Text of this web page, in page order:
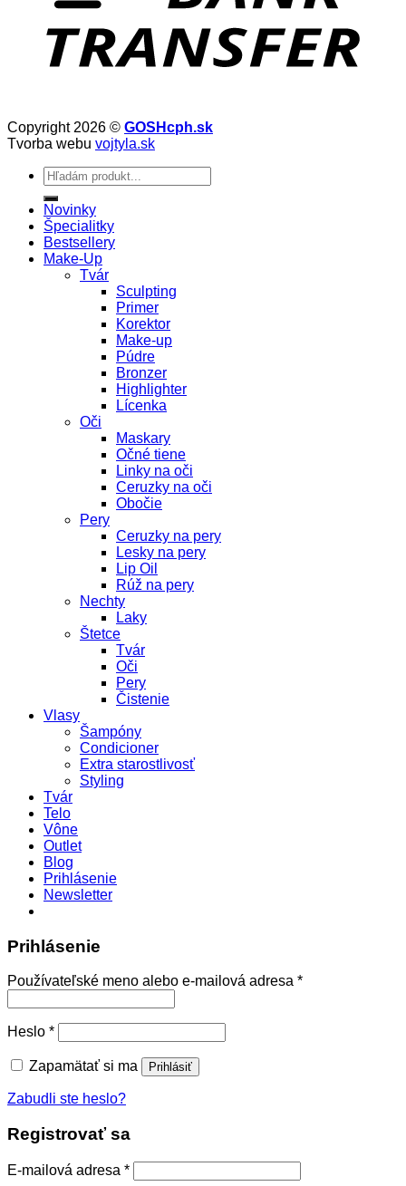
Copyright 2026 © GOSHcph.sk
Tvorba webu vojtyla.sk
Hľadať:
Novinky
Špecialitky
Bestsellery
Make-Up
Tvár
Sculpting
Primer
Korektor
Make-up
Púdre
Bronzer
Highlighter
Lícenka
Oči
Maskary
Očné tiene
Linky na oči
Ceruzky na oči
Obočie
Pery
Ceruzky na pery
Lesky na pery
Lip Oil
Rúž na pery
Nechty
Laky
Štetce
Tvár
Oči
Pery
Čistenie
Vlasy
Šampóny
Condicioner
Extra starostlivosť
Styling
Tvár
Telo
Vône
Outlet
Blog
Prihlásenie
Newsletter
Prihlásenie
Používateľské meno alebo e-mailová adresa *Povinné
Heslo *Povinné
Zapamätať si ma Prihlásiť
Zabudli ste heslo?
Registrovať sa
E-mailová adresa *Povinné